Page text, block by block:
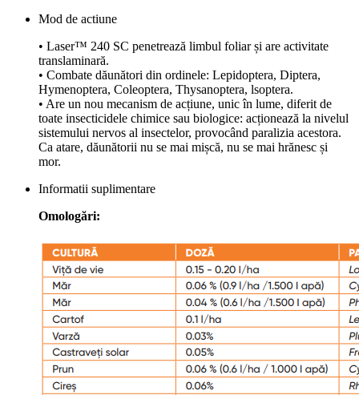
Mod de actiune
• Laser™ 240 SC penetrează limbul foliar și are activitate
translaminară.
• Combate dăunători din ordinele: Lepidoptera, Diptera,
Hymenoptera, Coleoptera, Thysanoptera, lsoptera.
• Are un nou mecanism de acțiune, unic în lume, diferit de
toate insecticidele chimice sau biologice: acționează la nivelul
sistemului nervos al insectelor, provocând paralizia acestora.
Ca atare, dăunătorii nu se mai mișcă, nu se mai hrănesc și
mor.
Informatii suplimentare
Omologări: